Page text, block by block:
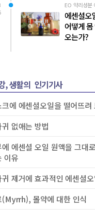
EO 약리성분
에센셜오
어떻게
오는가?
, 생활의 인기기사
에 에센셜오일을 떨어뜨려
없애는 방법
에센셜 오일 원액을 그대
이유
제거에 효과적인 에센셜
(Myrrh), 몰약에 대한 인식